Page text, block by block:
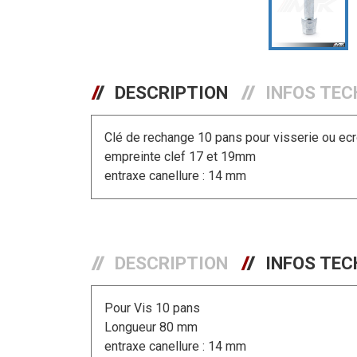
DESCRIPTION INFOS
Clé de rechange 10 pans pour visserie ou
empreinte clef 17 et 19mm
entraxe canellure : 14 mm
DESCRIPTION INFOS
Pour Vis 10 pans
Longueur 80 mm
entraxe canellure : 14 mm